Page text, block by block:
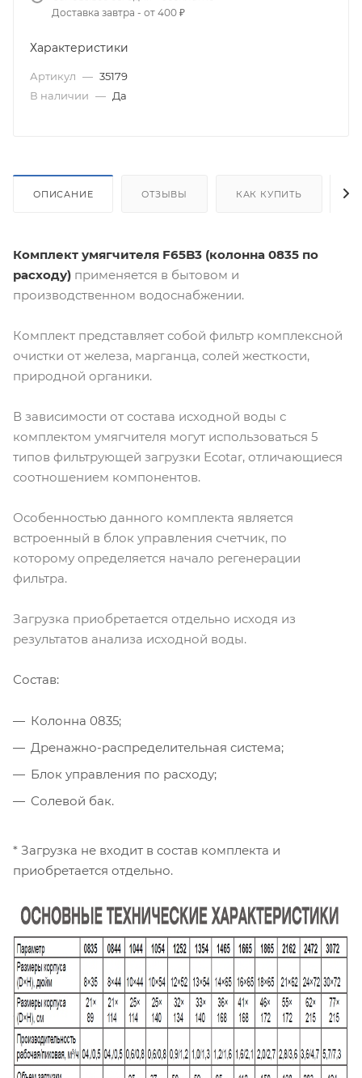
Доставка завтра - от 400 ₽
Характеристики
Артикул — 35179
В наличии — Да
ОПИСАНИЕ ОТЗЫВЫ КАК КУПИТЬ
Комплект умягчителя F65B3 (колонна 0835 по
расходу) применяется в бытовом и
производственном водоснабжении.
Комплект представляет собой фильтр комплексной
очистки от железа, марганца, солей жесткости,
природной органики.
В зависимости от состава исходной воды с
комплектом умягчителя могут использоваться 5
типов фильтрующей загрузки Ecotar, отличающиеся
соотношением компонентов.
Особенностью данного комплекта является
встроенный в блок управления счетчик, по
которому определяется начало регенерации
фильтра.
Загрузка приобретается отдельно исходя из
результатов анализа исходной воды.
Состав:
Колонна 0835;
Дренажно-распределительная система;
Блок управления по расходу;
Солевой бак.
* Загрузка не входит в состав комплекта и
приобретается отдельно.